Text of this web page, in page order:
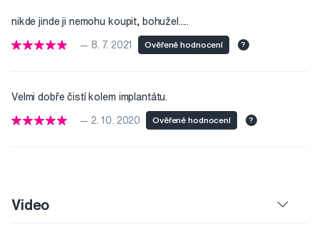
nikde jinde ji nemohu koupit, bohužel.....
— 8. 7. 2021 Ověřené hodnocení ?
Velmi dobře čistí kolem implantátu.
— 2. 10. 2020 Ověřené hodnocení ?
Video